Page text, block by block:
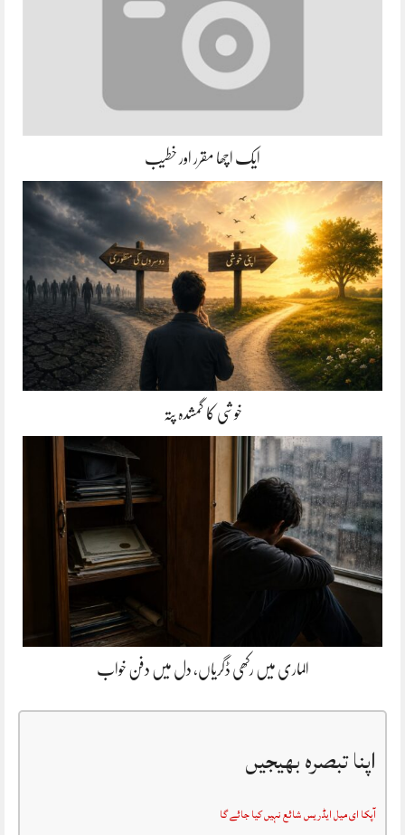
ایک اچھا مقرر اور خطیب
خوشی کا گمشدہ پتہ
الماری میں رکھی ڈگریاں، دل میں دفن خواب
اپنا تبصرہ بھیجیں
آپکا ای میل ایڈریس شائع نہیں کیا جائے گا